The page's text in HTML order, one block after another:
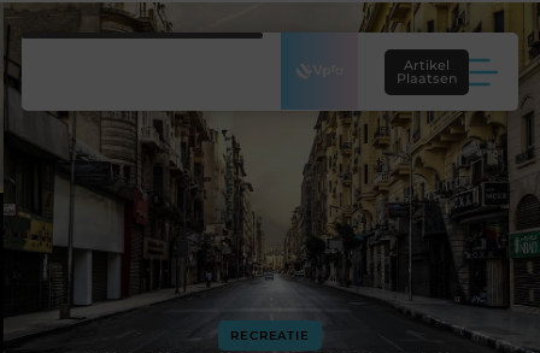
Artikel
Plaatsen
RECREATIE